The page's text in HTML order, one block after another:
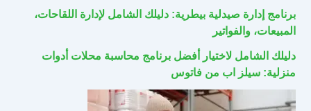
برنامج إدارة صيدلية بيطرية: دليلك الشامل لإدارة اللقاحات،
المبيعات، والفواتير
دليلك الشامل لاختيار أفضل برنامج محاسبة محلات أدوات
منزلية: سيلز اب من فاتوس